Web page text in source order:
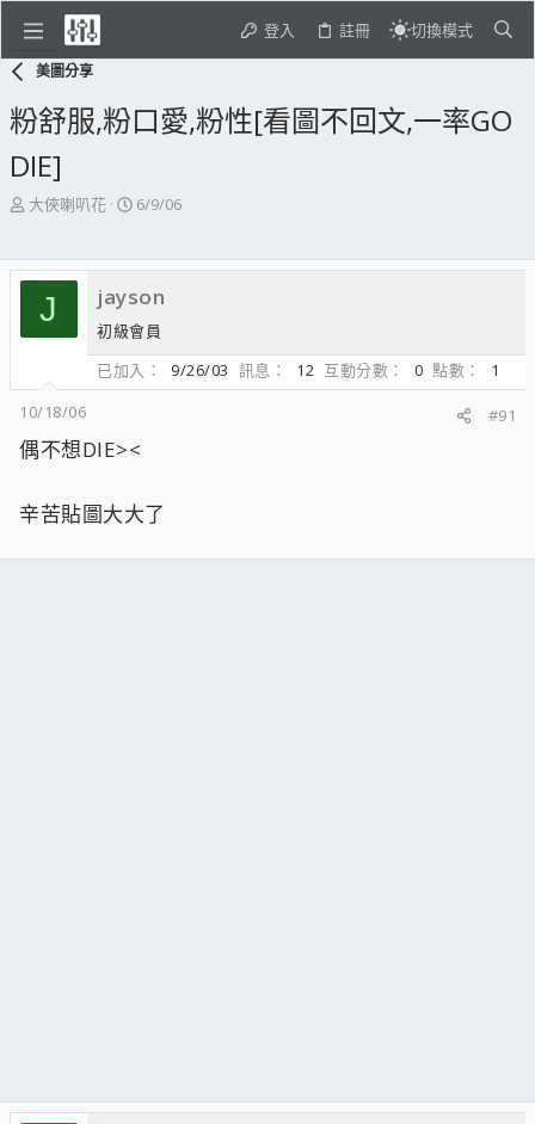
登入 註冊 切換模式
美圖分享
粉舒服,粉口愛,粉性[看圖不回文,一率GO
DIE]
主
起
大俠喇叭花
開
期
6/9/06
J jayson
初級會員
已加入
9/26/03 訊息 12 互動分數 0 點數
1
10/18/06
#91
偶不想DIE><
辛苦貼圖大大了